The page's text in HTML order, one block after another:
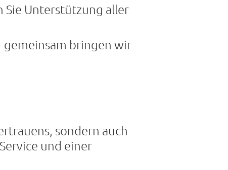
Sie Unterstützung aller
gemeinsam bringen wir
sondern auch
und einer